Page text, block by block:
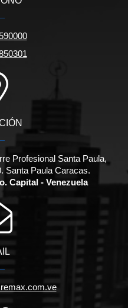
Profesional Santa Paula,
Santa Paula Caracas.
Capital - Venezuela